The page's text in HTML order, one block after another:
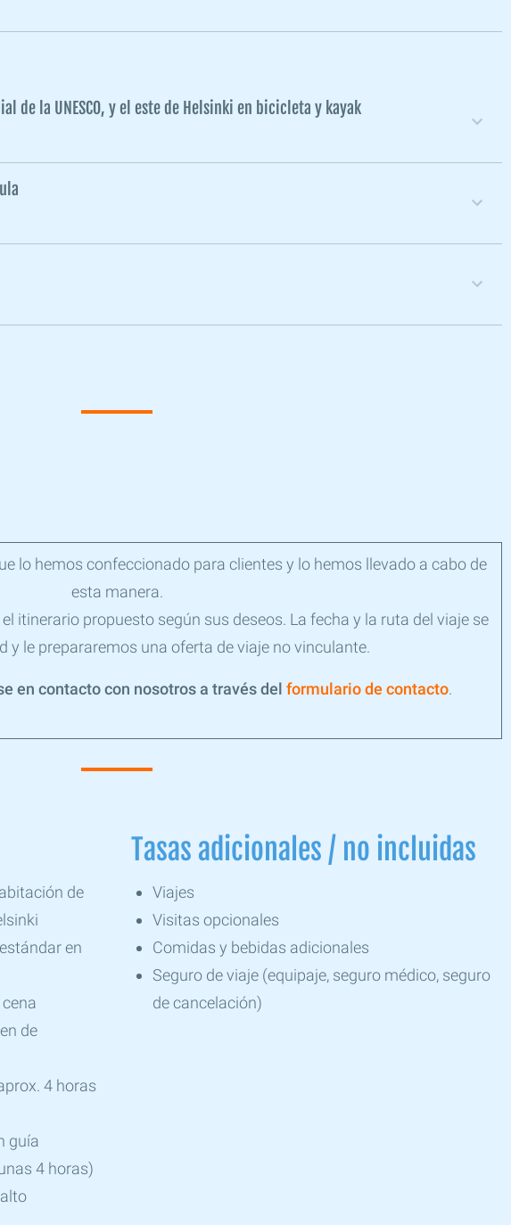
de la UNESCO, y el este de Helsinki en bicicleta y kayak
lo hemos confeccionado para clientes y lo hemos llevado a cabo de
esta manera.
itinerario propuesto según sus deseos. La fecha y la ruta del viaje se
y le prepararemos una oferta de viaje no vinculante.
en contacto con nosotros a través del formulario de contacto.
de
en
de
4 horas
guía
4 horas)
Tasas adicionales / no incluidas
Viajes
Visitas opcionales
Comidas y bebidas adicionales
Seguro de viaje (equipaje, seguro médico, seguro
de cancelación)